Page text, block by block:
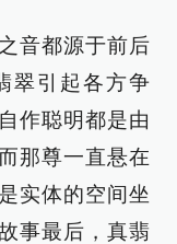
音都源于前后
翠引起各方争
作聪明都是由
那尊一直悬在
实体的空间坐
事最后，真翡